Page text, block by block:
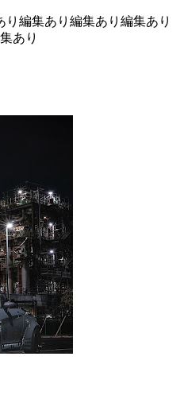
り編集あり編集あり編集あり
あり